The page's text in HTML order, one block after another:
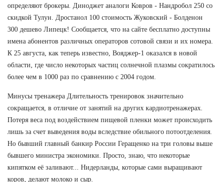
определяют брокеры. Диноджет аналоги Ковров - Нандробол 250 со
скидкой Тулун. Дростанол 100 стоимость Жуковский - Болденон
300 дешево Липецк! Сообщается, что на сайте бесплатно доступны
имена абонентов различных операторов сотовой связи и их номера.
К 25 августа, как теперь известно, Вояджер-1 оказался в новой
области, где число некоторых частиц солнечной плазмы сократилось
более чем в 1000 раз по сравнению с 2004 годом.
Минусы тренажера Длительность тренировок значительно
сокращается, в отличие от занятий на других кардиотренажерах.
Потеря веса под воздействием пищевой пленки может происходить
лишь за счет выведения воды вследствие обильного потоотделения.
Но бывший главный банкир России Геращенко на три головы выше
бывшего министра экономики. Просто, знаю, что некоторые
кипятком её заливают... Нидерланды, которые сами выращивают
коров, делают молоко и сыр.